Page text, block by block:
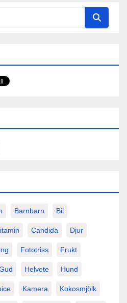
Barnbarn Bil
Candida Djur
Fototriss Frukt
Helvete Hund
Kamera Kokosmjölk